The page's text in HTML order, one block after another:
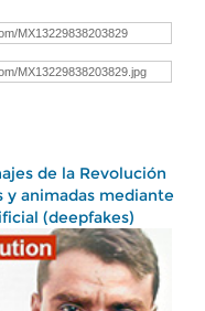
de la Revolución
y animadas mediante
(deepfakes)